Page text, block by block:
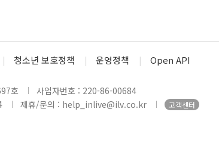
청소년 보호정책 운영정책 Open API
호
사업자번호 : 220-86-00684
제휴/문의 : help_inlive@ilv.co.kr 고객센터